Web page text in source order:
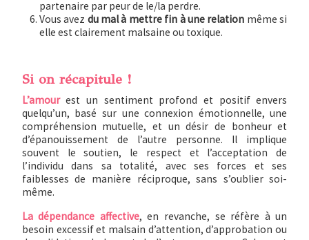
partenaire par peur de le/la perdre.
Vous avez du mal à mettre fin à une relation même si
elle est clairement malsaine ou toxique.
Si on récapitule !
L’amourest un sentiment profond et positif envers
quelqu’un, basé sur une connexion émotionnelle, une
compréhension mutuelle, et un désir de bonheur et
d’épanouissement de l’autre personne. Il implique
souvent le soutien, le respect et l’acceptation de
l’individu dans sa totalité, avec ses forces et ses
faiblesses de manière réciproque, sans s’oublier soi-
même.
La dépendance affective, en revanche, se réfère à un
besoin excessif et malsain d’attention, d’approbation ou